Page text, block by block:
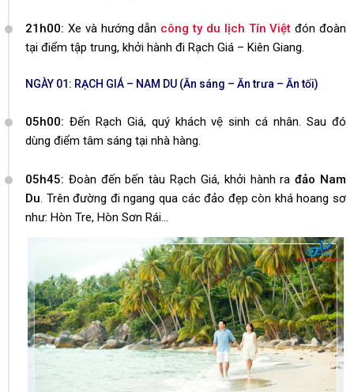
21h00: Xe và hướng dẫn công ty du lịch Tín Việt đón đoàn
tại điểm tập trung, khởi hành đi Rạch Giá – Kiên Giang.
NGÀY 01: RẠCH GIÁ – NAM DU (Ăn sáng – Ăn trưa – Ăn tối)
05h00: Đến Rạch Giá, quý khách vệ sinh cá nhân. Sau đó
dùng điểm tâm sáng tại nhà hàng.
05h45: Đoàn đến bến tàu Rạch Giá, khởi hành rađảo Nam
Du. Trên đường đi ngang qua các đảo đẹp còn khá hoang sơ
như: Hòn Tre, Hòn Sơn Rái…